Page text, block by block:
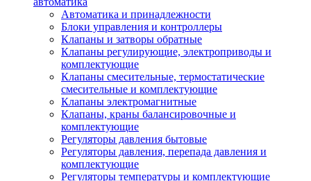
Автоматика и принадлежности
Блоки управления и контроллеры
Клапаны и затворы обратные
Клапаны регулирующие, электроприводы и
комплектующие
Клапаны смесительные, термостатические
смесительные и комплектующие
Клапаны электромагнитные
Клапаны, краны балансировочные и
комплектующие
Регуляторы давления бытовые
Регуляторы давления, перепада давления и
комплектующие
Регуляторы температуры и комплектующие